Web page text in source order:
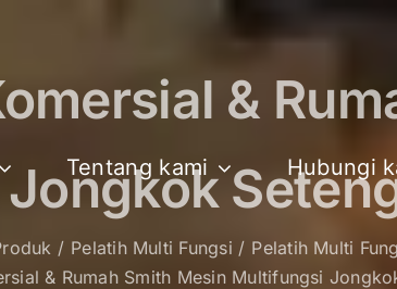
Tentang kami Hubungi
&
Pelatih Multi Fungsi
Pelatih Multi
& Rumah Smith Mesin Multifungsi